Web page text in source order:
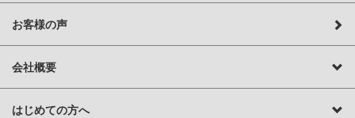
お客様の声
会社概要
はじめての方へ